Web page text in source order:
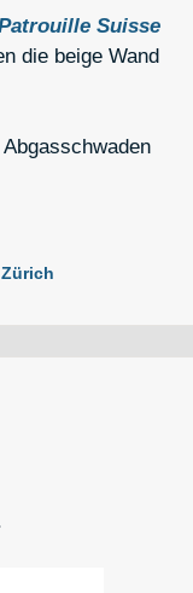
Suisse
die beige Wand
Zürich